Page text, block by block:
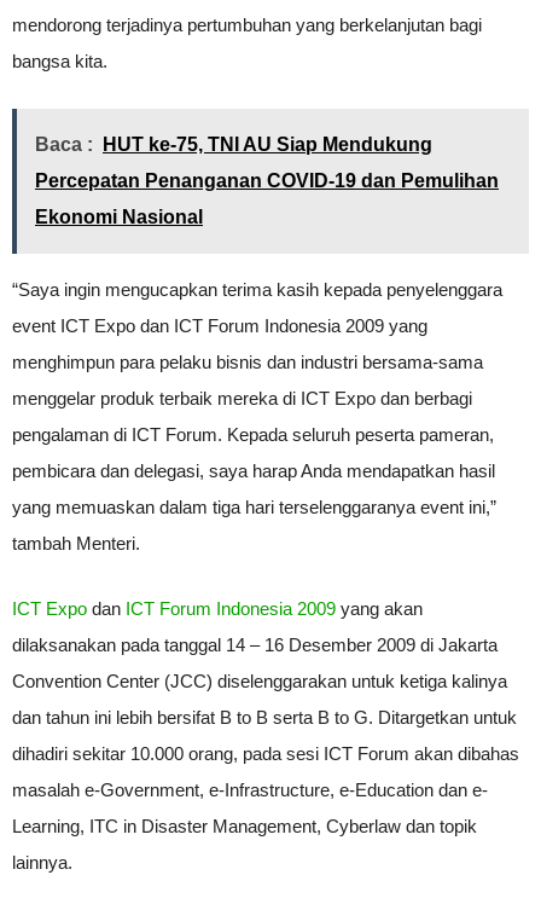
mendorong terjadinya pertumbuhan yang berkelanjutan bagi
bangsa kita.
Baca :
HUT ke-75, TNI AU Siap Mendukung
Percepatan Penanganan COVID-19 dan Pemulihan
Ekonomi Nasional
“Saya ingin mengucapkan terima kasih kepada penyelenggara
event ICT Expo dan ICT Forum Indonesia 2009 yang
menghimpun para pelaku bisnis dan industri bersama-sama
menggelar produk terbaik mereka di ICT Expo dan berbagi
pengalaman di ICT Forum. Kepada seluruh peserta pameran,
pembicara dan delegasi, saya harap Anda mendapatkan hasil
yang memuaskan dalam tiga hari terselenggaranya event ini,”
tambah Menteri.
ICT Expo dan ICT Forum Indonesia 2009 yang akan
dilaksanakan pada tanggal 14 – 16 Desember 2009 di Jakarta
Convention Center (JCC) diselenggarakan untuk ketiga kalinya
dan tahun ini lebih bersifat B to B serta B to G. Ditargetkan untuk
dihadiri sekitar 10.000 orang, pada sesi ICT Forum akan dibahas
masalah e-Government, e-Infrastructure, e-Education dan e-
Learning, ITC in Disaster Management, Cyberlaw dan topik
lainnya.